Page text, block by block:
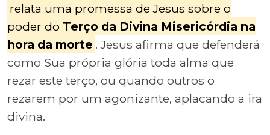
relata uma promessa de Jesus sobre o
poder do Terço da Divina Misericórdia na
hora da morte . Jesus afirma que defenderá
como Sua própria glória toda alma que
rezar este terço, ou quando outros o
rezarem por um agonizante, aplacando a ira
divina.